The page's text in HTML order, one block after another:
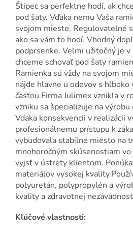
Štipec sa perfektne hodí, ak
pod šaty. Vďaka nemu Vaša
svojom mieste. Regulovateľné
ako sa vám to hodí. Vhodný
podprsenke. Veľmi užitočný je v
chceme schovať pod šaty
Ramienka sú vždy na svojom
nájde hlavne u odevov s hlboko
časťou.Firma Julimex vznikla v
vzniku sa špecializuje na
Vďaka konsekvencii v realizácii
profesionálnemu prístupu k
vybudovala stabilné miesto na
mnohoročným skúsenostiam
vyjsť v ústrety klientom.
materiálov vysokej
polyuretán, polypropylén a
kvality a zdravotnej
Kľúčové vlastnosti: